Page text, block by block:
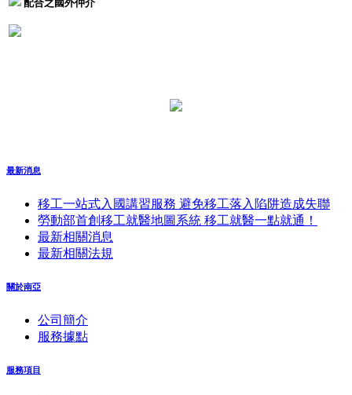
配合之國外仲介
最新消息
移工一站式入國講習服務 避免移工落入陷阱造成失聯
勞動部首創移工就醫地圖系統 移工就醫一點就通！
最新相關消息
最新相關法規
關於南亞
公司簡介
服務據點
服務項目